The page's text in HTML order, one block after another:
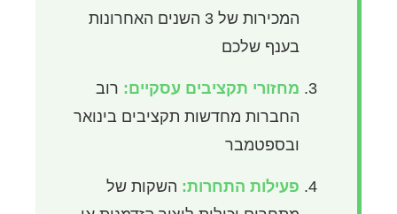
המכירות של 3 השנים האחרונות
בענף שלכם
מחזורי תקציבים עסקיים: רוב
החברות מחדשות תקציבים בינואר
ובספטמבר
פעילות התחרות: השקות של